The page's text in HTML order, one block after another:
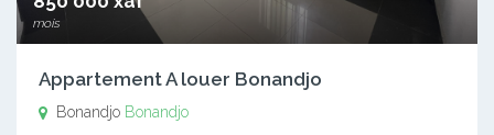
mois
Appartement A louer Bonandjo
Bonandjo Bonandjo